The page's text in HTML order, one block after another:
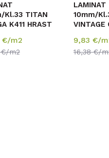
Kl.33 TITAN
K411 HRAST
€/m2
€/m2
LAMINAT
10mm/
VINTAGE
HRAST
9,83 €/
16,38€/